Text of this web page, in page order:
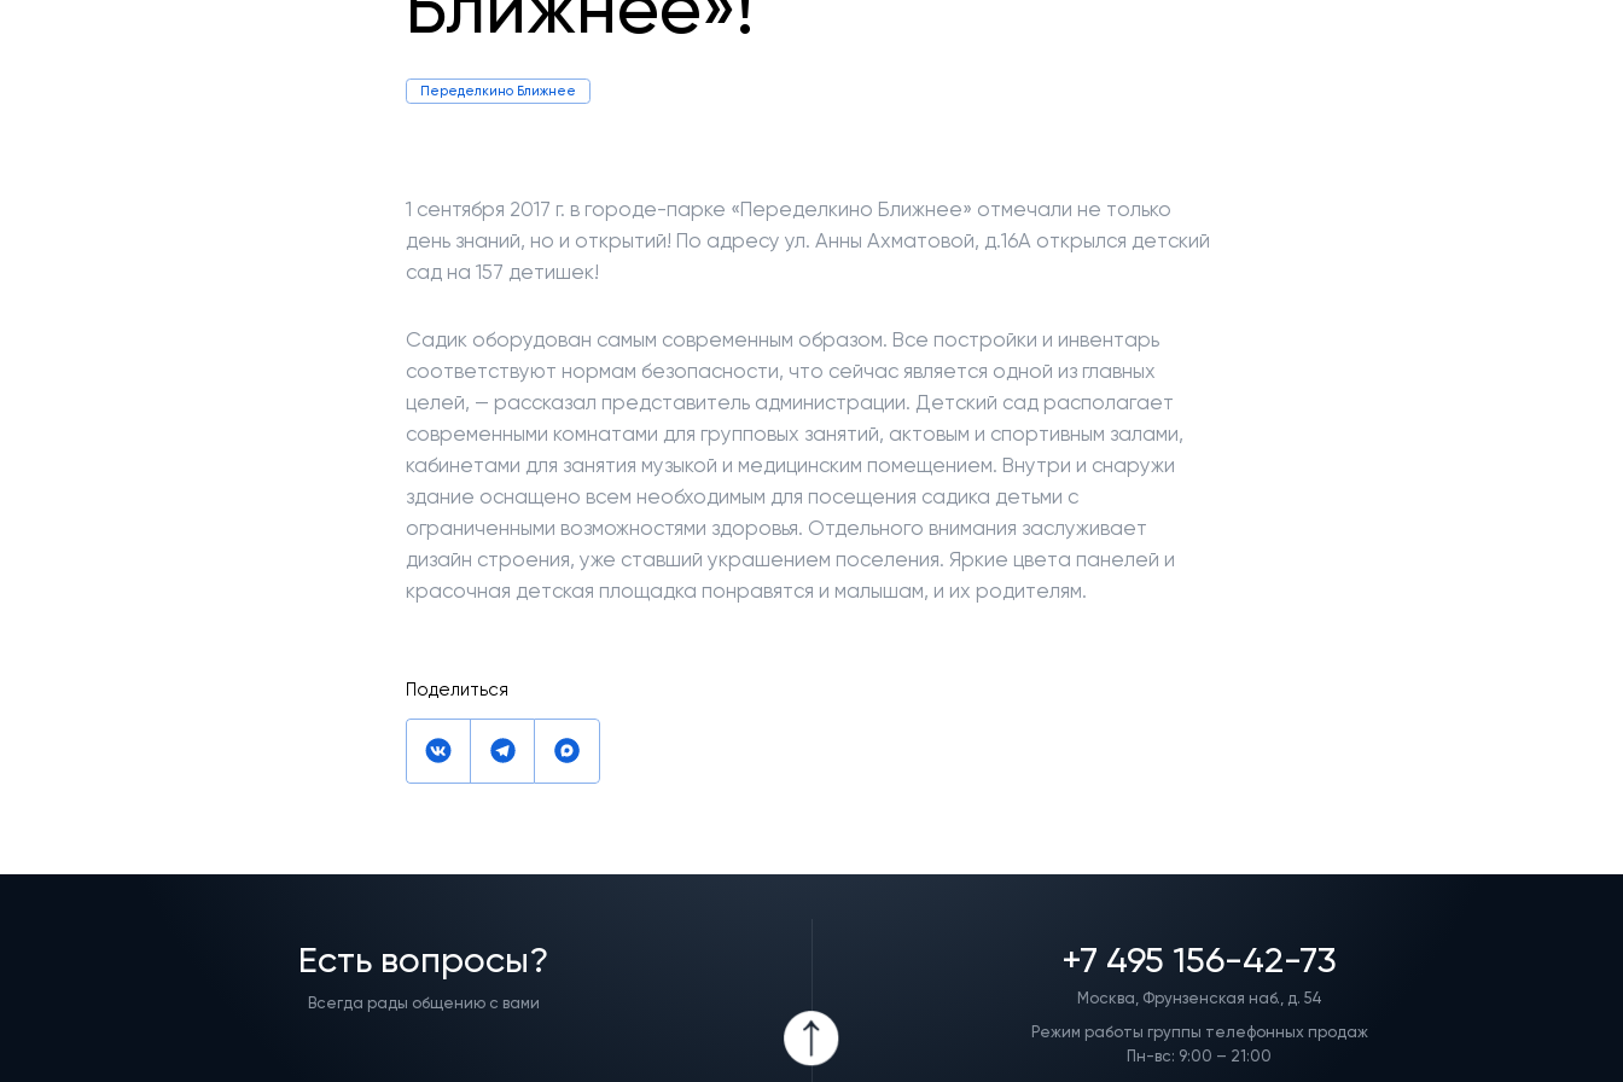
Переделкино Ближнее
1 сентября 2017 г. в городе-парке «Переделкино Ближнее» отмечали не только
день знаний, но и открытий! По адресу ул. Анны Ахматовой, д.16А открылся детский
сад на 157 детишек!
Садик оборудован самым современным образом. Все постройки и инвентарь
соответствуют нормам безопасности, что сейчас является одной из главных
целей, — рассказал представитель администрации. Детский сад располагает
современными комнатами для групповых занятий, актовым и спортивным залами,
кабинетами для занятия музыкой и медицинским помещением. Внутри и снаружи
здание оснащено всем необходимым для посещения садика детьми с
ограниченными возможностями здоровья. Отдельного внимания заслуживает
дизайн строения, уже ставший украшением поселения. Яркие цвета панелей и
красочная детская площадка понравятся и малышам, и их родителям.
Поделиться
Есть вопросы?
Всегда рады общению с вами
+7 495 156-42-73
Москва, Фрунзенская наб., д. 54
Режим работы группы телефонных продаж
Пн-вс: 9:00 – 21:00